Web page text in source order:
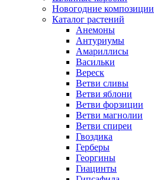
Новогодние композиции
Каталог растений
Анемоны
Антуриумы
Амариллисы
Васильки
Вереск
Ветви сливы
Ветви яблони
Ветви форзиции
Ветви магнолии
Ветви спиреи
Гвоздика
Герберы
Георгины
Гиацинты